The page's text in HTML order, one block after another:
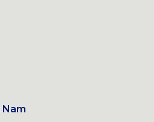
Nam